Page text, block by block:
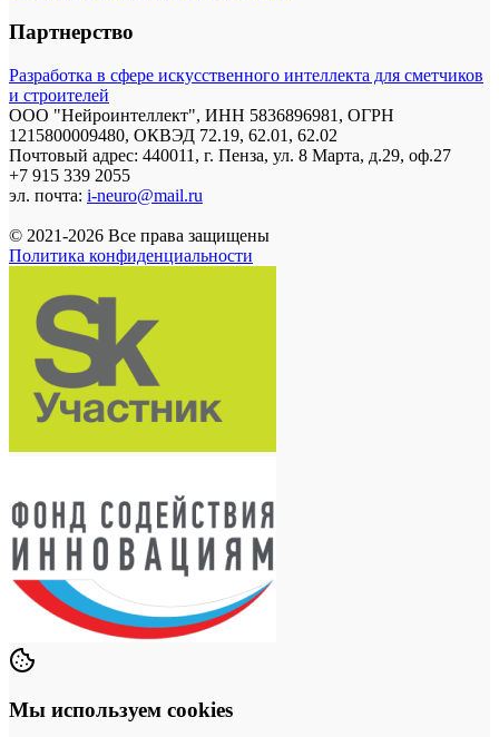
Партнерство
Разработка в сфере искусственного интеллекта для сметчиков
и строителей
ООО "Нейроинтеллект", ИНН 5836896981, ОГРН
1215800009480, ОКВЭД 72.19, 62.01, 62.02
Почтовый адрес: 440011, г. Пенза, ул. 8 Марта, д.29, оф.27
+7 915 339 2055
эл. почта: i-neuro@mail.ru
© 2021-2026 Все права защищены
Политика конфиденциальности
Мы используем cookies